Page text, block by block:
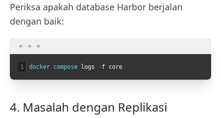
Periksa apakah database Harbor berjalan
dengan baik:
1 docker compose logs -f core
4. Masalah dengan Replikasi